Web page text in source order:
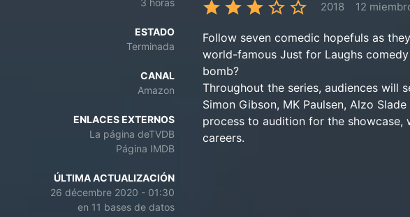
3 horas
ESTADO
Terminada
CANAL
Amazon
ENLACES EXTERNOS
La página deTVDB
Página IMDB
ÚLTIMA ACTUALIZACIÓN
26 décembre 2020 - 01:30
en 11 bases de datos
2018 12
Follow seven comedic hopefuls as
world-famous Just for Laughs
bomb?
Throughout the series, audiences will
Simon Gibson, MK Paulsen, Alzo
process to audition for the
careers.